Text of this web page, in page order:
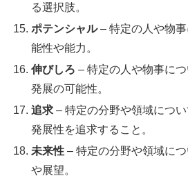
る選択肢。
ポテンシャル– 特定の人や物
能性や能力。
伸びしろ – 特定の人や物事に
発展の可能性。
追求 – 特定の分野や領域につ
発展性を追求すること。
未来性 – 特定の分野や領域に
や展望。